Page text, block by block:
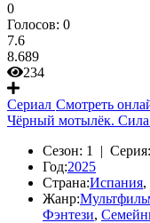
0
Голосов: 0
7.6
8.689
234
Сериал Смотреть
Чёрный мотылёк.
Сезон: 1 | Серия:
Год:2025
Страна:Испания,
Жанр:
Фэнтези,